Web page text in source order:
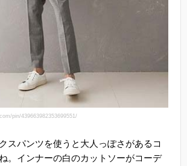
pin/439663982353699551/
スパンツを使うと大人っぽさがあるコ
。インナーの白のカットソーがコーデ